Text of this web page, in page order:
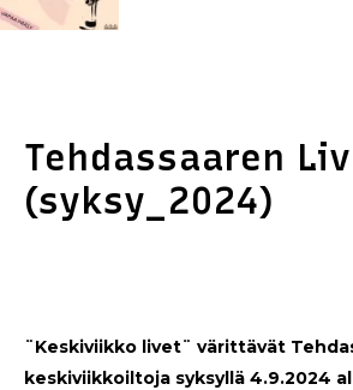
Tehdassaaren
(syksy_2024)
¨Keskiviikko livet¨ värittävät
keskiviikkoiltoja syksyllä 4.9.2024